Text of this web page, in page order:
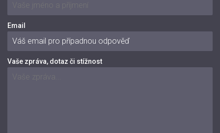
Email
Vaše zpráva, dotaz či stížnost